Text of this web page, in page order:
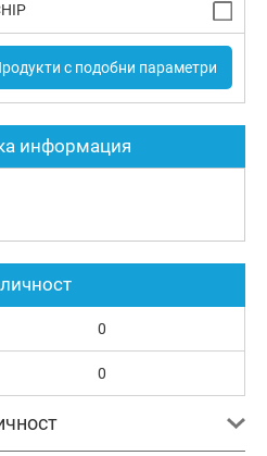
с подобни параметри
информация
0
0